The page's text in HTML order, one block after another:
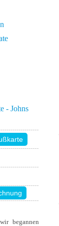
- Johns
begannen